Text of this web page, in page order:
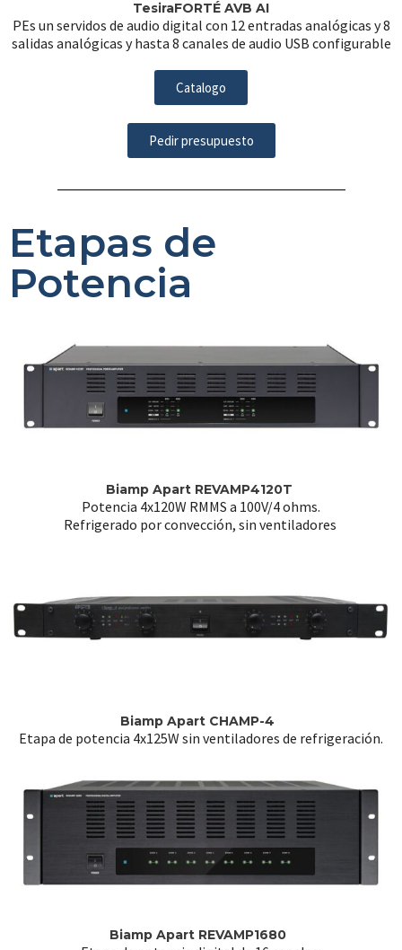
TesiraFORTÉ AVB AI
PEs un servidos de audio digital con 12 entradas analógicas y 8
salidas analógicas y hasta 8 canales de audio USB configurable
Catalogo
Pedir presupuesto
Etapas de
Potencia
Biamp Apart REVAMP4120T
Potencia 4x120W RMMS a 100V/4 ohms.
Refrigerado por convección, sin ventiladores
Biamp Apart CHAMP-4
Etapa de potencia 4x125W sin ventiladores de refrigeración.
Biamp Apart REVAMP1680